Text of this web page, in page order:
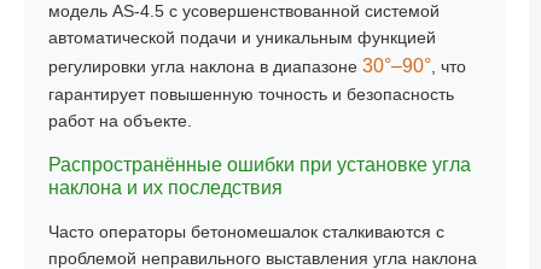
модель AS-4.5 с усовершенствованной системой
автоматической подачи и уникальным функцией
регулировки угла наклона в диапазоне 30°–90° , что
гарантирует повышенную точность и безопасность
работ на объекте.
Распространённые ошибки при установке угла
наклона и их последствия
Часто операторы бетономешалок сталкиваются с
проблемой неправильного выставления угла наклона